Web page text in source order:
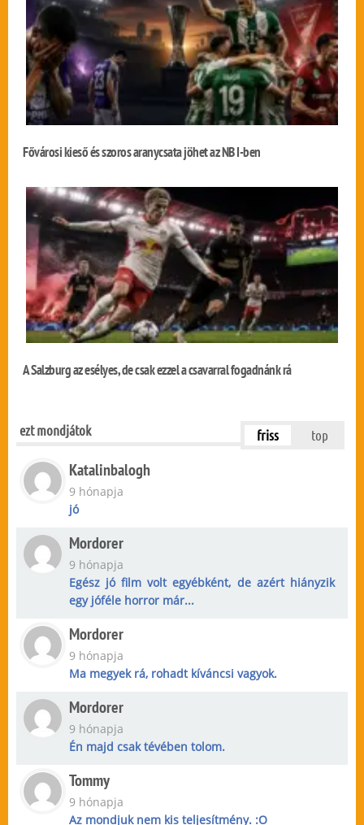
Fővárosi kieső és szoros aranycsata jöhet az NB I-ben
A Salzburg az esélyes, de csak ezzel a csavarral fogadnánk rá
ezt mondjátok friss top
Katalinbalogh
9 hónapja
jó
Mordorer
9 hónapja
Egész jó film volt egyébként, de azért hiányzik
egy jóféle horror már...
Mordorer
9 hónapja
Ma megyek rá, rohadt kíváncsi vagyok.
Mordorer
9 hónapja
Én majd csak tévében tolom.
Tommy
9 hónapja
Az mondjuk nem kis teljesítmény. :O